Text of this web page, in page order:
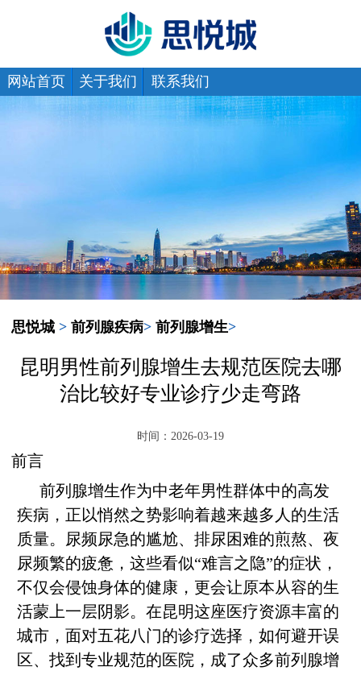
网站首页 关于我们 联系我们
思悦城 > 前列腺疾病> 前列腺增生>
昆明男性前列腺增生去规范医院去哪
治比较好专业诊疗少走弯路
时间：2026-03-19
前言
前列腺增生作为中老年男性群体中的高发
疾病，正以悄然之势影响着越来越多人的生活
质量。尿频尿急的尴尬、排尿困难的煎熬、夜
尿频繁的疲惫，这些看似“难言之隐”的症状，
不仅会侵蚀身体的健康，更会让原本从容的生
活蒙上一层阴影。在昆明这座医疗资源丰富的
城市，面对五花八门的诊疗选择，如何避开误
区、找到专业规范的医院，成了众多前列腺增